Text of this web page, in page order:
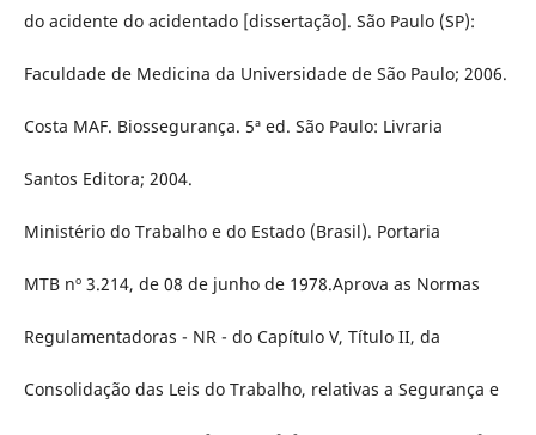
do acidente do acidentado [dissertação]. São Paulo (SP):
Faculdade de Medicina da Universidade de São Paulo; 2006.
Costa MAF. Biossegurança. 5ª ed. São Paulo: Livraria
Santos Editora; 2004.
Ministério do Trabalho e do Estado (Brasil). Portaria
MTB nº 3.214, de 08 de junho de 1978.Aprova as Normas
Regulamentadoras - NR - do Capítulo V, Título II, da
Consolidação das Leis do Trabalho, relativas a Segurança e